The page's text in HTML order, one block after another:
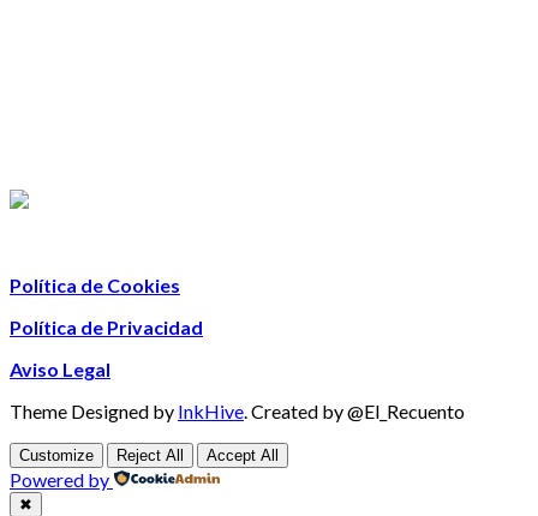
Política de Cookies
Política de Privacidad
Aviso Legal
Theme Designed by InkHive.Created by @El_Recuento
Customize Reject All Accept All
Powered by
✖